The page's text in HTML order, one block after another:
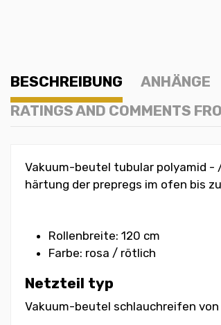
BESCHREIBUNG ANHÄNGE
RATINGS AND COMMENTS
Vakuum-beutel tubular polyamid -
härtung der prepregs im ofen bis
Rollenbreite: 120 cm
Farbe: rosa / rötlich
Netzteil typ
Vakuum-beutel schlauchreifen